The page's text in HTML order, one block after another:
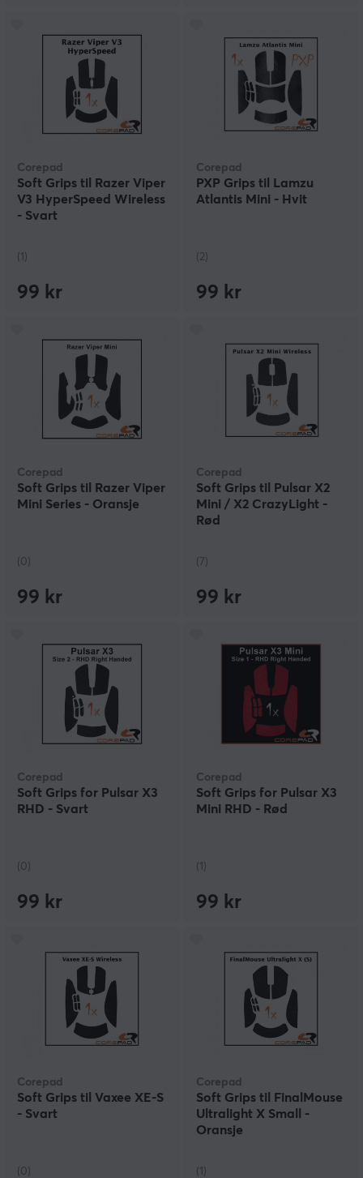
Corepad
Soft Grips til Razer Viper
V3 HyperSpeed Wireless
- Svart
(1)
99 kr
Corepad
PXP Grips til Lamzu
Atlantis Mini - Hvit
(2)
99 kr
Corepad
Soft Grips til Razer Viper
Mini Series - Oransje
(0)
99 kr
Corepad
Soft Grips til Pulsar X2
Mini / X2 CrazyLight -
Rød
(7)
99 kr
Corepad
Soft Grips for Pulsar X3
RHD - Svart
(0)
99 kr
Corepad
Soft Grips for Pulsar X3
Mini RHD - Rød
(1)
99 kr
Corepad
Soft Grips til Vaxee XE-S
- Svart
(0)
Corepad
Soft Grips til FinalMouse
Ultralight X Small -
Oransje
(1)